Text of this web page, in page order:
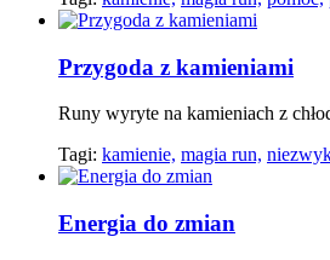
Przygoda z kamieniami
Runy wyryte na kamieniach z
Tagi: kamienie, magia run,
Energia do zmian